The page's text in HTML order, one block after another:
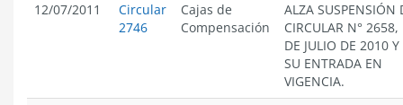
12/07/2011
Circular
2746
Cajas de
Compensación
ALZA SUSPENSIÓN
CIRCULAR N° 2658,
DE JULIO DE 2010 Y
SU ENTRADA EN
VIGENCIA.